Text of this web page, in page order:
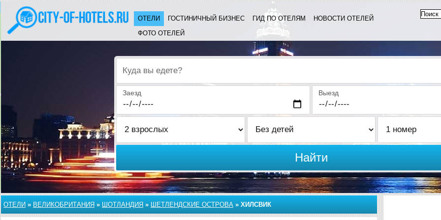
ОТЕЛИ ГОСТИНИЧНЫЙ БИЗНЕС ГИД ПО ОТЕЛЯМ
НОВОСТИ ОТЕЛЕЙ
ФОТО ОТЕЛЕЙ
Куда вы едете?
Заезд Выезд
Найти
ОТЕЛИ » ВЕЛИКОБРИТАНИЯ » ШОТЛАНДИЯ » ШЕТЛЕНДСКИЕ ОСТРОВА » ХИЛСВИК